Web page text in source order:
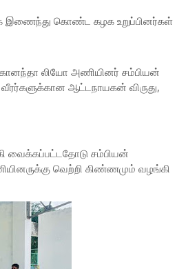
இணைந்து கொண்ட கழக உறுப்பினர்கள்
லியோ அணியினர் சம்பியன்
வீரர்களுக்கான ஆட்டநாயகன் விருது,
வைக்கப்பட்டதோடு சம்பியன்
வெற்றி கிண்ணமும் வழங்கி